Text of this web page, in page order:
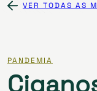
VER TODAS AS
PANDEMIA